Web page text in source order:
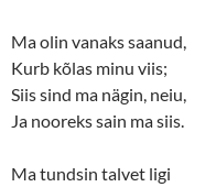
Ma olin vanaks saanud,
Kurb kõlas minu viis;
Siis sind ma nägin, neiu,
Ja nooreks sain ma siis.
Ma tundsin talvet ligi